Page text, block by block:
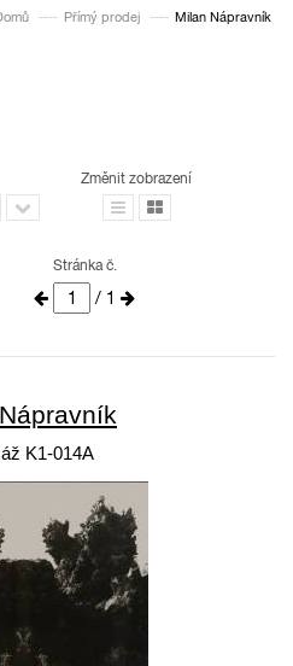
Přímý prodej Milan Nápravník
Změnit zobrazení
Stránka č.
/ 1
K1-014A